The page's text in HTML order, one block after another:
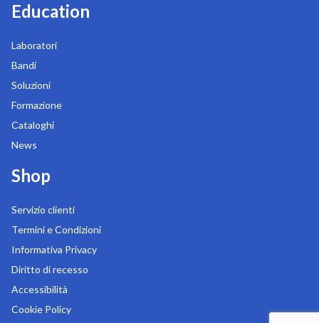
Education
Laboratori
Bandi
Soluzioni
Formazione
Cataloghi
News
Shop
Servizio clienti
Termini e Condizioni
Informativa Privacy
Diritto di recesso
Accessibilità
Cookie Policy